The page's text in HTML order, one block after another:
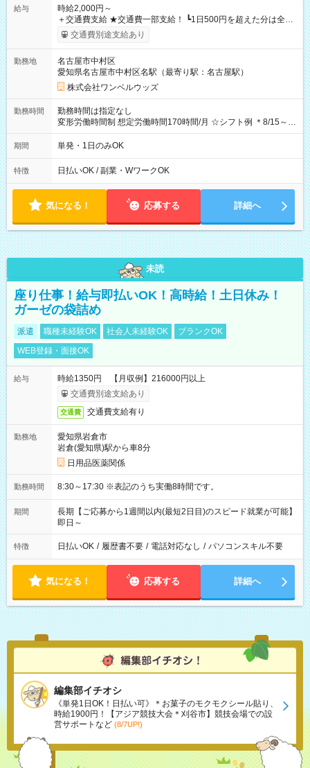
給与
時給2,000円～
＋交通費支給 ★交通費一部支給！ ┗1日500円を超えた分は全額
支給！ ※往復500円以内の方は自己負担となります ★日払い
OK！（規定あり） ┗働いたその日に現金GET♪ お仕事後はコン
期間なし
交通費別途支給あり
勤務地
名古屋市中村区
愛知県名古屋市中村区名駅（最寄り駅：名古屋駅）
株式会社ワンベルウッズ
勤務時間
勤務時間は指定なし
変形労働時間制 想定労働時間170時間/月 ☆シフト例 ＊8/15～
10/26 全日共通 08：00～12：00 17：00～21：00 ＊8/31
～9/19のみ下記シフトもあります！ 12：00～16：00 ＊9/6～
00
期間 単発・1日のみOK
特徴 日払いOK / 副業・WワークOK
気になる！ 応募する 詳細へ
未読
座り仕事！給与即払いOK！高時給！土日休み！
ガーゼの袋詰め
派遣 職種未経験OK 社会人未経験OK
ブランクOK
WEB登録・面接OK
給与
時給1350円 【月収例】216000円以上
交通費別途支給あり
交通費 交通費支給有り
勤務地
愛知県岩倉市
岩倉(愛知県)駅から車8分
日用品医薬関係
勤務時間 8:30～17:30 ※表記のうち実働8時間です。
期間
長期【ご応募から1週間以内(最短2日目)のスピード就業が可能】
即日～
特徴 日払いOK / 履歴書不要 / 電話対応なし / パソコンスキル不要
気になる！ 応募する 詳細へ
編集部イチオシ
《単発1日OK！日払い可》＊お菓子のモクモクシール貼り、
時給1900円！【アジア競技大会＊刈谷市】競技会場での設
営サポートなど (8/7UP!)